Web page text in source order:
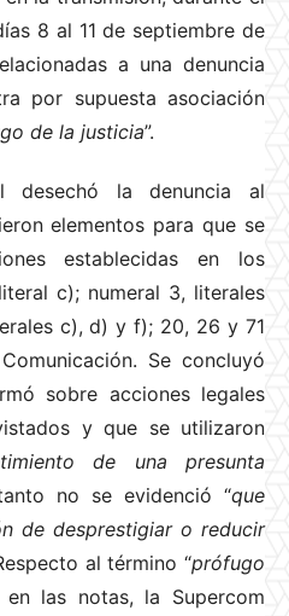
8 al 11 de septiembre de
a una denuncia
por supuesta asociación
de la justicia”.
desechó la denuncia al
elementos para que se
establecidas en los
c); numeral 3, literales
c), d) y f); 20, 26 y 71
Se concluyó
sobre acciones legales
y que se utilizaron
de una presunta
no se evidenció “que
de desprestigiar o reducir
al término “prófugo
las notas, la Supercom